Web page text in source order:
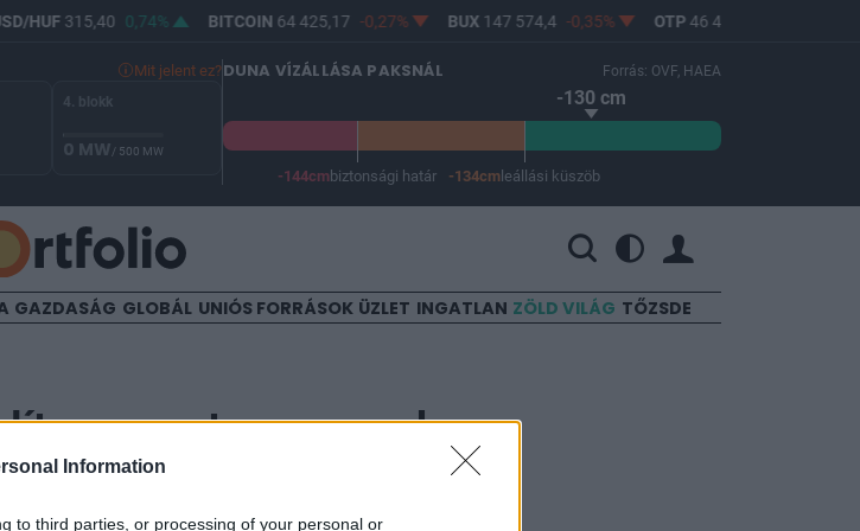
Information
to third parties, or processing of your personal or
HUF315,40 0,74% BITCOIN64 425,17 -0,27% BUX147 574,4 -0,35% OTP46 430
Mit jelent ez?
4. blokk
0 MW/ 500 MW
DUNA VÍZÁLLÁSA PAKSNÁL Forrás: OVF, HAEA
-130 cm
-144cm biztonsági határ -134cm leállási küszöb
GAZDASÁG GLOBÁL UNIÓS FORRÁSOK ÜZLET INGATLAN ZÖLD VILÁG TŐZSDE
a nyugat az oroszok